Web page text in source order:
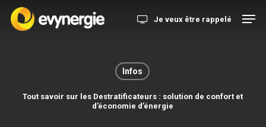
Skip
Je veux être rappelé
Infos
Tout savoir sur les Destratificateurs : solution de confort et
d’économie d’énergie